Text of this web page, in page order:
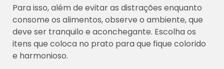
Para isso, além de evitar as distrações enquanto
consome os alimentos, observe o ambiente, que
deve ser tranquilo e aconchegante. Escolha os
itens que coloca no prato para que fique colorido
e harmonioso.